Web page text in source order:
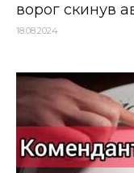
ворог скинув
18.08.2024